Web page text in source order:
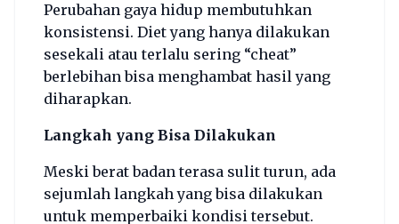
Perubahan gaya hidup membutuhkan
konsistensi. Diet yang hanya dilakukan
sesekali atau terlalu sering “cheat”
berlebihan bisa menghambat hasil yang
diharapkan.
Langkah yang Bisa Dilakukan
Meski berat badan terasa sulit turun, ada
sejumlah langkah yang bisa dilakukan
untuk memperbaiki kondisi tersebut.